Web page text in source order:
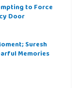
to Force
Door
Suresh
Memories